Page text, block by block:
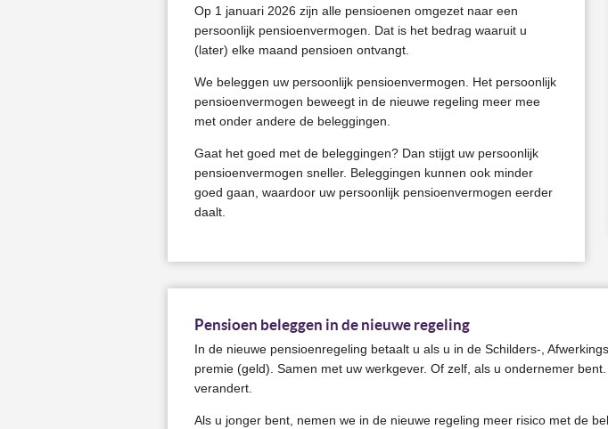
Op 1 januari 2026 zijn alle pensioenen omgezet naar een
persoonlijk pensioenvermogen. Dat is het bedrag waaruit u
(later) elke maand pensioen ontvangt.
We beleggen uw persoonlijk pensioenvermogen. Het persoonlijk
pensioenvermogen beweegt in de nieuwe regeling meer mee
met onder andere de beleggingen.
Gaat het goed met de beleggingen? Dan stijgt uw persoonlijk
pensioenvermogen sneller. Beleggingen kunnen ook minder
goed gaan, waardoor uw persoonlijk pensioenvermogen eerder
daalt.
Pensioen beleggen in de nieuwe regeling
In de nieuwe pensioenregeling betaalt u als u in de Schilders-,
premie (geld). Samen met uw werkgever. Of zelf, als u ondernemer
verandert.
Als u jonger bent, nemen we in de nieuwe regeling meer risico met de